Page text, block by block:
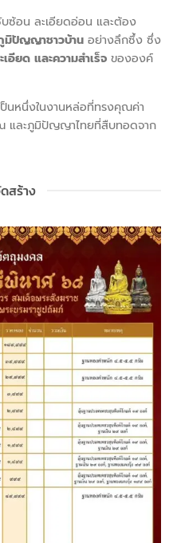
ซ้อน ละเอียดอ่อน และต้อง
มิปัญญาชาวบ้าน อย่างลึกซึ้ง ซึ่ง
อียด และความสำเร็จ ขององค์
นหนึ่งในงานหล่อที่ทรงคุณค่า
และภูมิปัญญาไทยที่สืบทอดจาก
สร้าง